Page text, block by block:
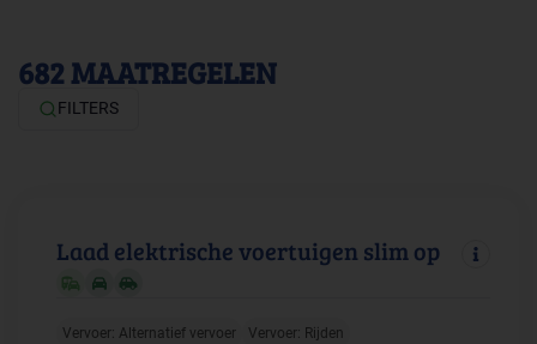
682 MAATREGELEN
FILTERS
Laad elektrische voertuigen slim op
Vervoer: Alternatief vervoer Vervoer: Rijden